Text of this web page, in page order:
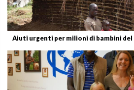
Aiuti urgenti per milioni di bambini del